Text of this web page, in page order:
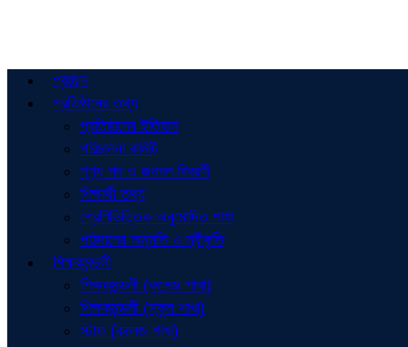
প্রচ্ছদ
প্রতিষ্ঠানের তথ্য
প্রতিষ্ঠানের ইতিহাস
পরিচালনা কমিটি
শূণ্য পদ ও জনবল বিবরণী
শিক্ষার্থী তথ্য
শ্রেণিভিত্তিক অনুমোদিত শাখা
পাঠদানের অনুমতি ও স্বীকৃতি
শিক্ষকমন্ডলী
শিক্ষকমন্ডলী (কলেজ শাখা)
শিক্ষকমন্ডলী (স্কুল শাখা)
স্টাফ (কলেজ শাখা)